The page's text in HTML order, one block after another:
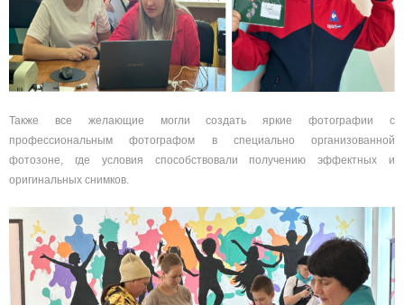
Также все желающие могли создать яркие фотографии с
профессиональным фотографом в специально организованной
фотозоне, где условия способствовали получению эффектных и
оригинальных снимков.